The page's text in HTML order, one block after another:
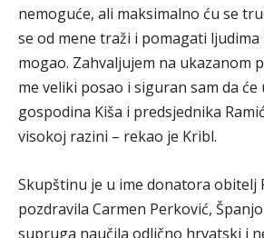
nemoguće, ali maksimalno ću se
se od mene traži i pomagati
mogao. Zahvaljujem na ukazanom
me veliki posao i siguran sam da će
gospodina Kiša i predsjednika
visokoj razini – rekao je Kribl.
Skupštinu je u ime donatora obitelj
pozdravila Carmen Perković,
supruga naučila odlično hrvatski i